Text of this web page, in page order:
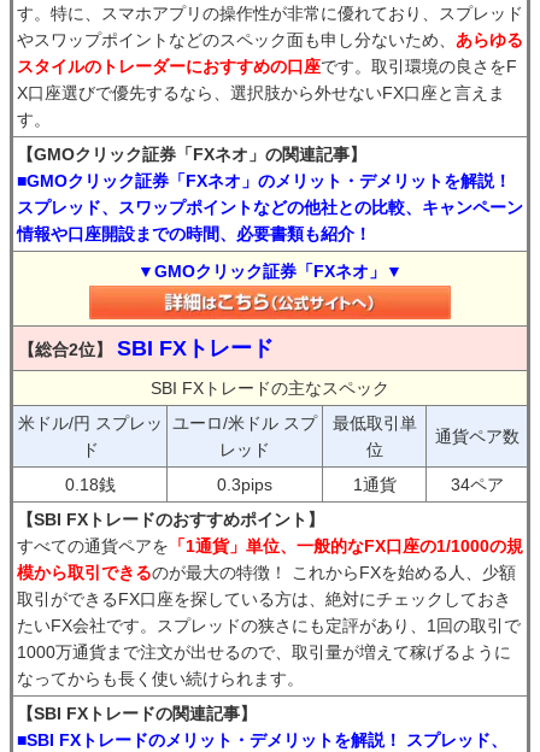
す。特に、スマホアプリの操作性が非常に優れており、スプレッド
やスワップポイントなどのスペック面も申し分ないため、 あらゆる
スタイルのトレーダーにおすすめの口座です。取引環境の良さをF
X口座選びで優先するなら、選択肢から外せないFX口座と言えま
す。
【GMOクリック証券「FXネオ」の関連記事】
■GMOクリック証券「FXネオ」のメリット・デメリットを解説！
スプレッド、スワップポイントなどの他社との比較、キャンペーン
情報や口座開設までの時間、必要書類も紹介！
▼GMOクリック証券「FXネオ」▼
【総合2位】 SBI FXトレード
SBI FXトレードの主なスペック
米ドル/円 スプレッ
ド
ユーロ/米ドル スプ
レッド
最低取引単
位
通貨ペア数
0.18銭 0.3pips 1通貨
34ペア
【SBI FXトレードのおすすめポイント】
すべての通貨ペアを 「1通貨」単位、一般的なFX口座の1/1000の規
模から取引できるのが最大の特徴！ これからFXを始める人、少額
取引ができるFX口座を探している方は、絶対にチェックしておき
たいFX会社です。スプレッドの狭さにも定評があり、1回の取引で
1000万通貨まで注文が出せるので、取引量が増えて稼げるように
なってからも長く使い続けられます。
【SBI FXトレードの関連記事】
■SBI FXトレードのメリット・デメリットを解説！ スプレッド、